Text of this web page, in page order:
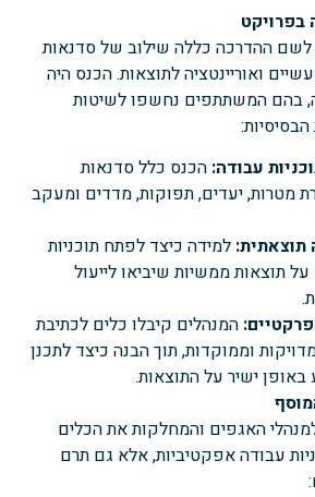
בפרויקט
לשם ההדרכה כללה שילוב של סדנאות
ואוריינטציה לתוצאות. הכנס היה
בהם המשתתפים נחשפו לשיטות
עבודה: הכנס כלל סדנאות
מטרות, יעדים, תפוקות, מדדים ומעקב
למידה כיצד לפתח תוכניות
תוצאות ממשיות שיביאו לייעול
המנהלים קיבלו כלים לכתיבת
וממוקדות, תוך הבנה כיצד לתכנן
ישיר על התוצאות.
האגפים והמחלקות את הכלים
עבודה אפקטיביות, אלא גם תרם